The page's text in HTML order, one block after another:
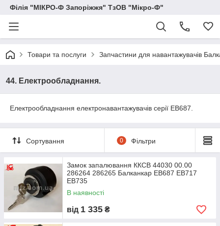
Філія "МІКРО-Ф Запоріжжя" ТзОВ "Мікро-Ф"
Товари та послуги Запчастини для навантажувачів
44. Електрообладнання.
Електрообладнання електронавантажувачів серії ЕВ687.
Сортування 0 Фільтри
Замок запалювання ККСВ 44030 00.00
286264 286265 Балканкар ЕВ687 ЕВ717
ЕВ735
В наявності
від 1 335 ₴